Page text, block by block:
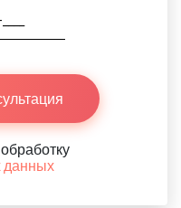
данных